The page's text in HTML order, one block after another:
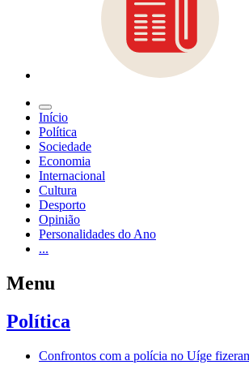
Início
Política
Sociedade
Economia
Internacional
Cultura
Desporto
Opinião
Personalidades do Ano
...
Menu
Política
Confrontos com a polícia no Uíge